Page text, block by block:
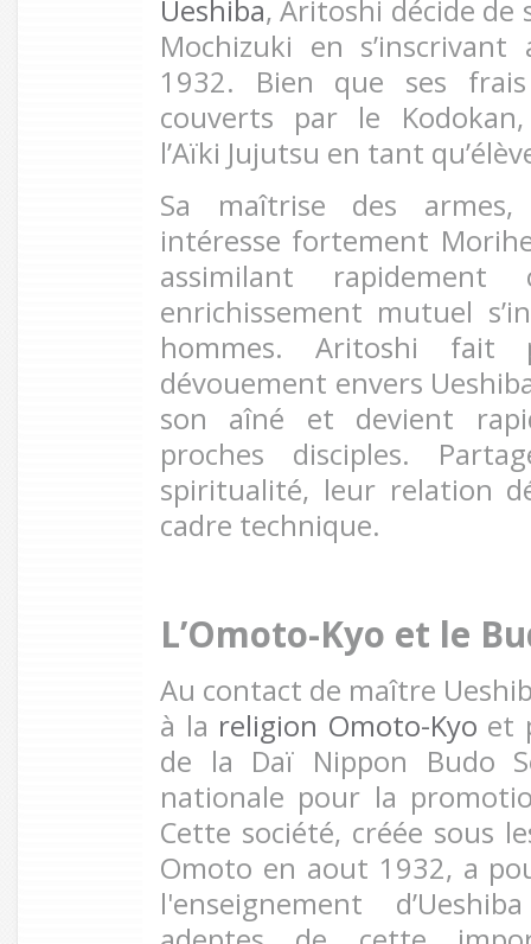
Ueshiba, Aritoshi décide
Mochizuki en
1932. Bien que ses
couverts par le
l’Aïki Jujutsu en tant
Sa maîtrise des
intéresse fortement
assimilant
enrichissement mutuel
hommes. Aritoshi fait
dévouement envers
son aîné et devient
proches disciples.
spiritualité, leur relation
cadre technique.
L’Omoto-Kyo et le
Au contact de maître
à la religion Omoto-Kyo et
de la Daï Nippon Budo
nationale pour la
Cette société, créée sous
Omoto en aout 1932, a
l'enseignement